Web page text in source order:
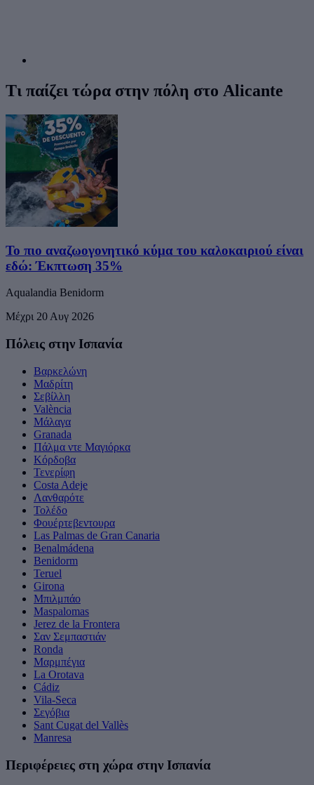
Τι παίζει τώρα στην πόλη στο Alicante
Το πιο αναζωογονητικό κύμα του καλοκαιριού είναι
εδώ: Έκπτωση 35%
Aqualandia Benidorm
Μέχρι 20 Αυγ 2026
Πόλεις στην Ισπανία
Βαρκελώνη
Μαδρίτη
Σεβίλλη
València
Μάλαγα
Granada
Πάλμα ντε Μαγιόρκα
Κόρδοβα
Τενερίφη
Costa Adeje
Λανθαρότε
Τολέδο
Φουέρτεβεντουρα
Las Palmas de Gran Canaria
Benalmádena
Benidorm
Teruel
Girona
Μπιλμπάο
Maspalomas
Jerez de la Frontera
Σαν Σεμπαστιάν
Ronda
Μαρμπέγια
La Orotava
Cádiz
Vila-Seca
Σεγόβια
Sant Cugat del Vallès
Manresa
Περιφέρειες στη χώρα στην Ισπανία